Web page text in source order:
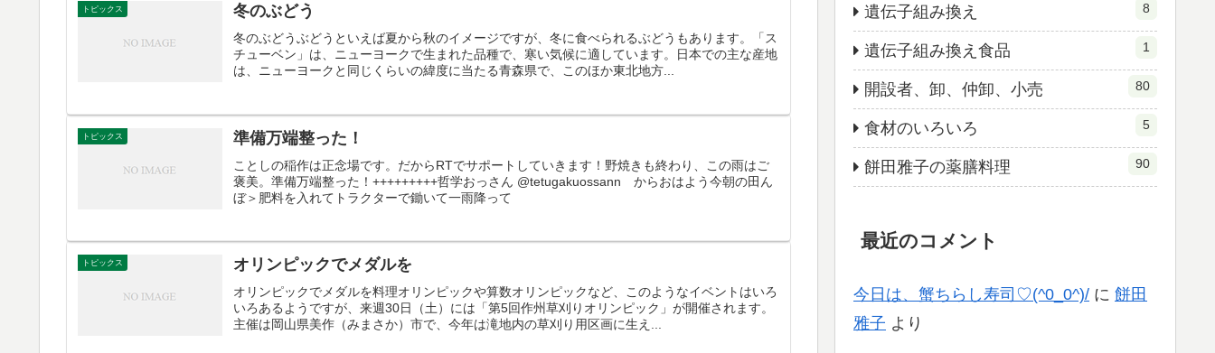
トピックス 冬のぶどう
冬のぶどうぶどうといえば夏から秋のイメージですが、冬に食べられるぶどうもあります。「ス
チューベン」は、ニューヨークで生まれた品種で、寒い気候に適しています。日本での主な産地
は、ニューヨークと同じくらいの緯度に当たる青森県で、このほか東北地方...
トピックス 準備万端整った！
ことしの稲作は正念場です。だからRTでサポートしていきます！野焼きも終わり、この雨はご
褒美。準備万端整った！+++++++++哲学おっさん‏ @tetugakuossann からおはよう今朝の田ん
ぼ＞肥料を入れてトラクターで鋤いて一雨降って
トピックス オリンピックでメダルを
オリンピックでメダルを料理オリンピックや算数オリンピックなど、このようなイベントはいろ
いろあるようですが、来週30日（土）には「第5回作州草刈りオリンピック」が開催されます。
主催は岡山県美作（みまさか）市で、今年は滝地内の草刈り用区画に生え...
遺伝子組み換え 8
遺伝子組み換え食品 1
開設者、卸、仲卸、小売 80
食材のいろいろ 5
餅田雅子の薬膳料理 90
最近のコメント
今日は、蟹ちらし寿司♡(^0_0^)/ に 餅田
雅子 より